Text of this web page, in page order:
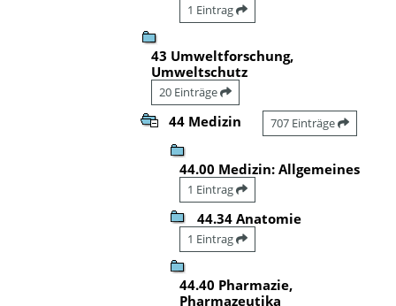
1 Eintrag
43 Umweltforschung,
Umweltschutz
20 Einträge
44 Medizin 707 Einträge
44.00 Medizin: Allgemeines
1 Eintrag
44.34 Anatomie
1 Eintrag
44.40 Pharmazie,
Pharmazeutika